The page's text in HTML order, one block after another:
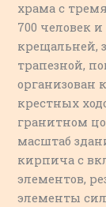
храма с
700 человек
крещальней,
трапезной,
организован
крестных
гранитном
масштаб
кирпича с
элементов,
элементы